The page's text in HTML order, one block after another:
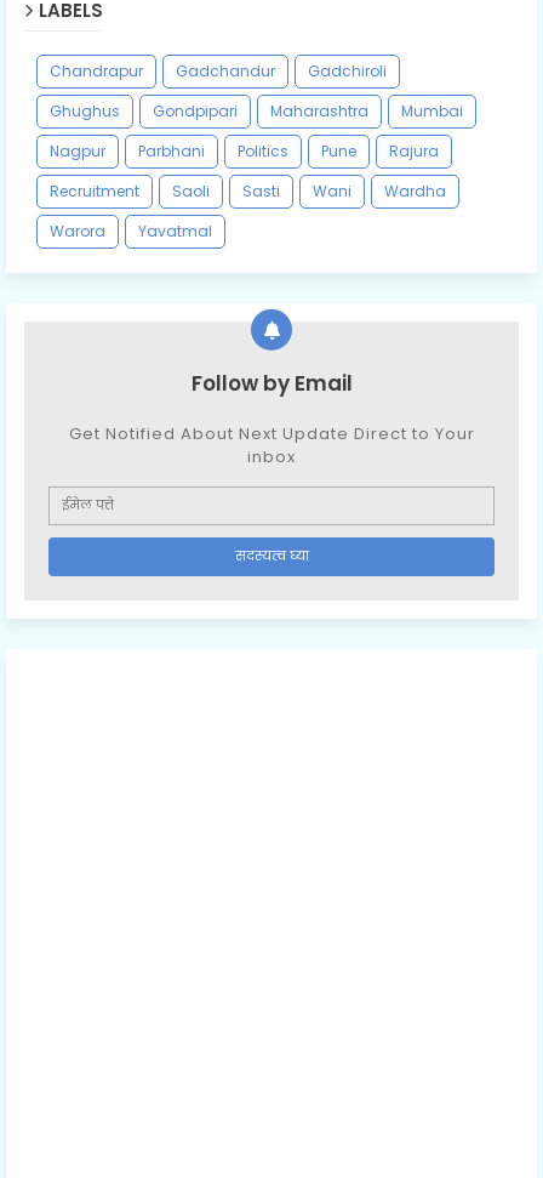
LABELS
Chandrapur Gadchandur
Gadchiroli
Ghughus
Gondpipari Maharashtra
Mumbai
Nagpur
Parbhani Politics Pune
Rajura
Recruitment
Saoli Sasti Wani
Wardha
Warora
Yavatmal
Follow by Email
Get Notified About Next Update Direct to Your
inbox